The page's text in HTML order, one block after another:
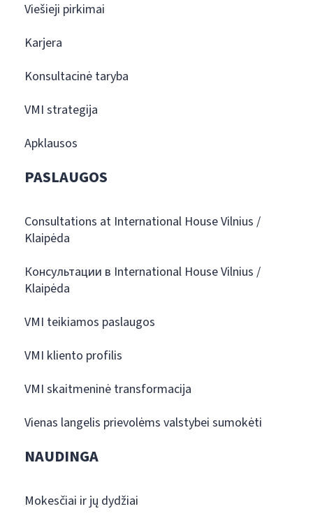
Viešieji pirkimai
Karjera
Konsultacinė taryba
VMI strategija
Apklausos
PASLAUGOS
Consultations at International House Vilnius /
Klaipėda
Консультации в International House Vilnius /
Klaipėda
VMI teikiamos paslaugos
VMI kliento profilis
VMI skaitmeninė transformacija
Vienas langelis prievolėms valstybei sumokėti
NAUDINGA
Mokesčiai ir jų dydžiai